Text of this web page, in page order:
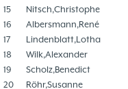
15
Nitsch,Christophe
16
Albersmann,René
17
Lindenblatt,Lotha
18
Wilk,Alexander
19
Scholz,Benedict
20
Röhr,Susanne